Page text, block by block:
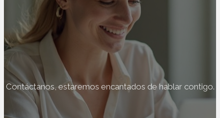
CONTACTO
Contáctanos, estaremos encantados de hablar contigo.